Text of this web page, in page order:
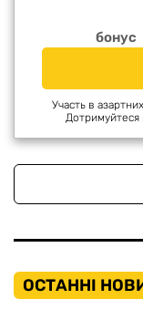
бонус
Участь в
Дотримуйтеся
ОСТАННІ